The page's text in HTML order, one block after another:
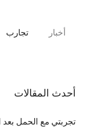
أخبار تجارب
أحدث المقالات
تجربتي مع الحمل بعد